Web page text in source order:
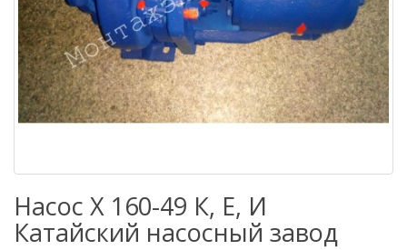
Насос Х 160-49 К, Е, И
Катайский насосный завод